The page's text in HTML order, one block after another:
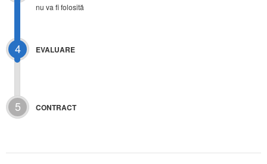
nu va fi folosită
4 EVALUARE
5 CONTRACT